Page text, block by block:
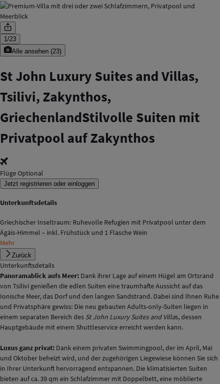
1/23
Alle ansehen (23)
St John Luxury Suites and Villas,
Tsilivi, Zakynthos,
GriechenlandStilvolle Suiten mit
Privatpool auf Zakynthos
Flüge Optional
Jetzt registrieren oder einloggen
Unterkunftsdetails
Griechischer Inseltraum: Ruhevolle Refugien mit Privatpool unter dem
Ägäis-Himmel – inkl. Frühstück und 1 Flasche Wein
Mehr
Zurück
Unterkunftsdetails
Panoramablick aufs Meer: Dank ihrer Lage auf einem Hügel am Ortsrand
von Tsilivi genießen die edlen Suiten eine traumhafte Aussicht auf das
Ionische Meer, das Dorf und den langen Sandstrand. Dabei sind Ihnen Ruhe
und Privatsphäre gewiss: Die neu gebauten Adults-only-Suiten liegen in
einem separaten Bereich des St John Luxury Suites and Villas, dessen
Hauptgebäude mit einem Shuttleservice erreicht werden kann.
Luxus ganz privat: Dank einem privaten Swimmingpool, der im April, Mai
und Oktober beheizt wird, und der zugehörigen Liegewiese können Sie sich
in Ihrer Unterkunft hervorragend entspannen. Die klimatisierten Suiten
bieten auf ca. 39 qm ein Schlafzimmer mit Doppelbett, eine möblierte